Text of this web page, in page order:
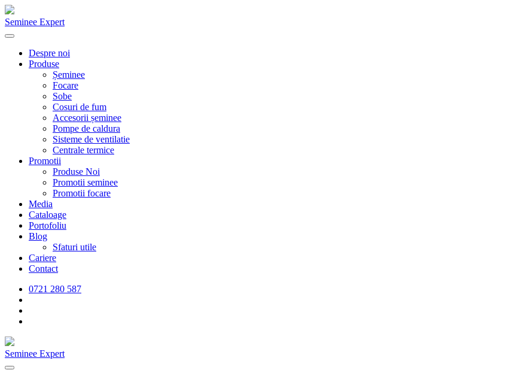
Seminee Expert
Despre noi
Produse
Șeminee
Focare
Sobe
Cosuri de fum
Accesorii șeminee
Pompe de caldura
Sisteme de ventilatie
Centrale termice
Promotii
Produse Noi
Promotii seminee
Promotii focare
Media
Cataloage
Portofoliu
Blog
Sfaturi utile
Cariere
Contact
0721 280 587
Seminee Expert